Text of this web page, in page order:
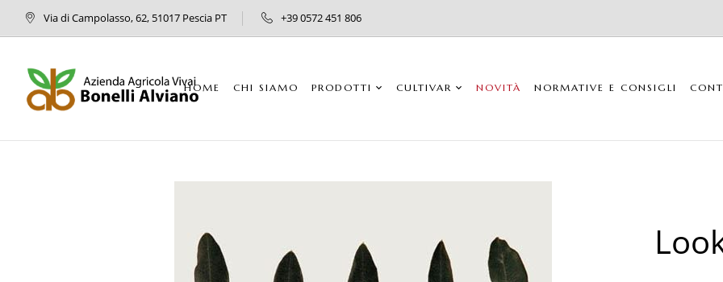
Via di Campolasso, 62, 51017 Pescia PT +39 0572 451 806
HOME CHI SIAMO PRODOTTI CULTIVAR NOVITÀ NORMATIVE E CONSIGLI